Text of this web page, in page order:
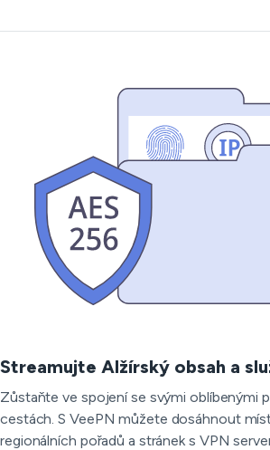
Streamujte Alžírský obsah a
Zůstaňte ve spojení se svými oblíbenými
cestách. S VeePN můžete dosáhnout
regionálních pořadů a stránek s VPN